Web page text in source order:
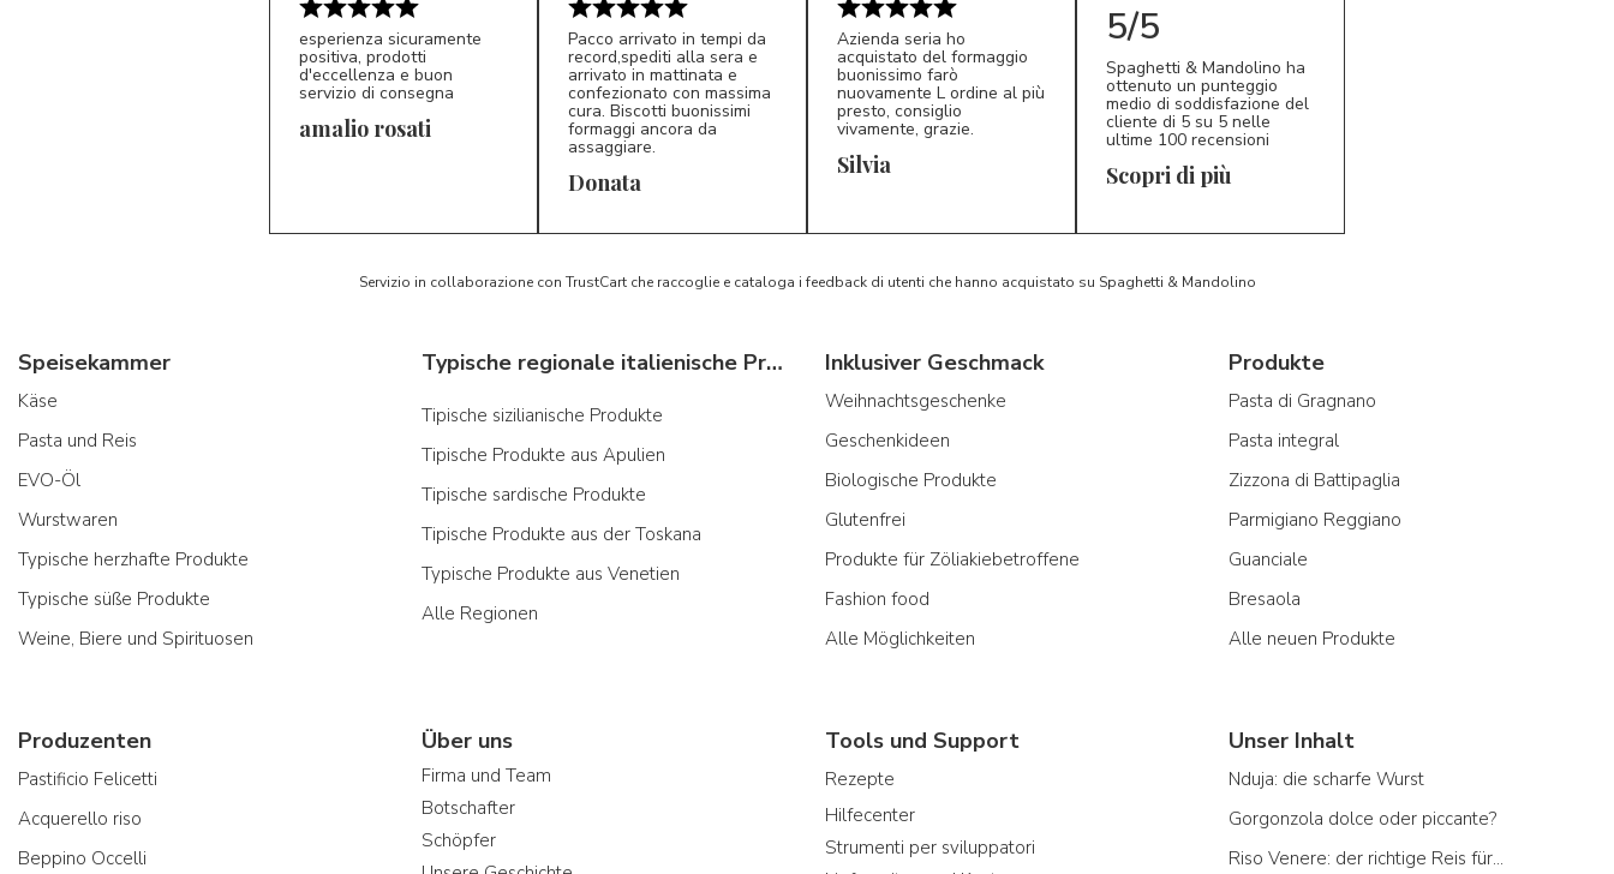
esperienza sicuramente
positiva, prodotti
d'eccellenza e buon
servizio di consegna
amalio rosati
D*
Pacco arrivato in tempi da
record,spediti alla sera e
arrivato in mattinata e
confezionato con massima
cura. Biscotti buonissimi
formaggi ancora da
assaggiare.
Donata S*
Azienda seria ho
acquistato del formaggio
buonissimo farò
nuovamente L ordine al più
presto, consiglio
vivamente, grazie.
Silvia
5/5
Spaghetti & Mandolino ha
ottenuto un punteggio
medio di soddisfazione del
cliente di 5 su 5 nelle
ultime 100 recensioni
Scopri di più
Servizio in collaborazione con TrustCart che raccoglie e cataloga i feedback di utenti che hanno acquistato su Spaghetti & Mandolino
Speisekammer
Käse
Pasta und Reis
EVO-Öl
Wurstwaren
Typische herzhafte Produkte
Typische süße Produkte
Weine, Biere und Spirituosen
Typische regionale italienische Produkte
Tipische sizilianische Produkte
Tipische Produkte aus Apulien
Tipische sardische Produkte
Tipische Produkte aus der Toskana
Typische Produkte aus Venetien
Alle Regionen
Inklusiver Geschmack
Weihnachtsgeschenke
Geschenkideen
Biologische Produkte
Glutenfrei
Produkte für Zöliakiebetroffene
Fashion food
Alle Möglichkeiten
Produkte
Pasta di Gragnano
Pasta integral
Zizzona di Battipaglia
Parmigiano Reggiano
Guanciale
Bresaola
Alle neuen Produkte
Produzenten
Pastificio Felicetti
Acquerello riso
Beppino Occelli
Über uns
Firma und Team
Botschafter
Schöpfer
Tools und Support
Rezepte
Hilfecenter
Strumenti per sviluppatori
Unser Inhalt
Nduja: die scharfe Wurst
Gorgonzola dolce oder piccante?
Riso Venere: der richtige Reis für...